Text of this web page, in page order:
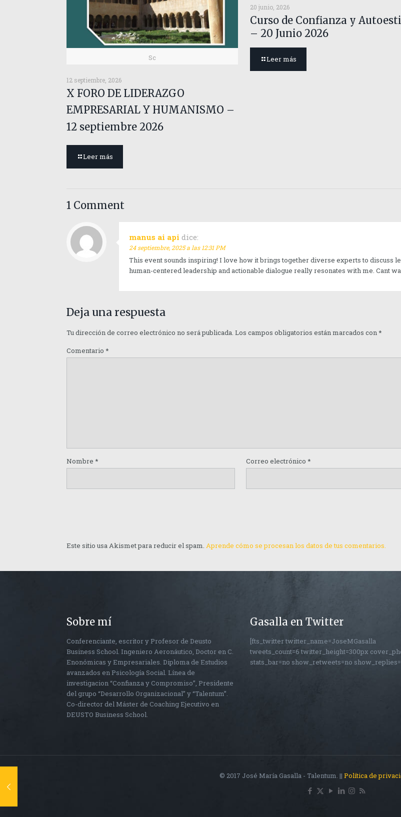
Sc
12 septiembre, 2026
X FORO DE LIDERAZGO
EMPRESARIAL Y HUMANISMO –
12 septiembre 2026
Leer más
20 junio, 2026
Curso de Confianza y
– 20 Junio 2026
Leer más
1 Comment
manus ai api dice:
24 septiembre, 2025 a las 12:31 PM
This event sounds inspiring! I love how it brings together diverse experts to discuss
human-centered leadership and actionable dialogue really resonates with me. Cant
Deja una respuesta
Tu dirección de correo electrónico no será publicada. Los campos obligatorios están marcados con*
Comentario *
Nombre * Correo electrónico *
Este sitio usa Akismet para reducir el spam. Aprende cómo se procesan los datos de tus comentarios.
Sobre mí
Conferenciante, escritor y Profesor de Deusto
Business School. Ingeniero Aeronáutico, Doctor en C.
Enonómicas y Empresariales. Diploma de Estudios
avanzados en Psicología Social. Línea de
investigacion “Confianza y Compromiso”, Presidente
del grupo “Desarrollo Organizacional” y “Talentum”.
Co-director del Máster de Coaching Ejecutivo en
DEUSTO Business School.
Gasalla en Twitter
[fts_twitter twitter_name=JoseMGasalla
tweets_count=6 twitter_height=300px
stats_bar=no show_retweets=no
© 2017 José María Gasalla - Talentum. || Política de